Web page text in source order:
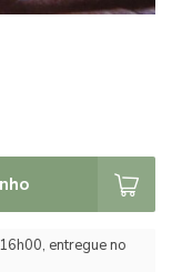
entregue no